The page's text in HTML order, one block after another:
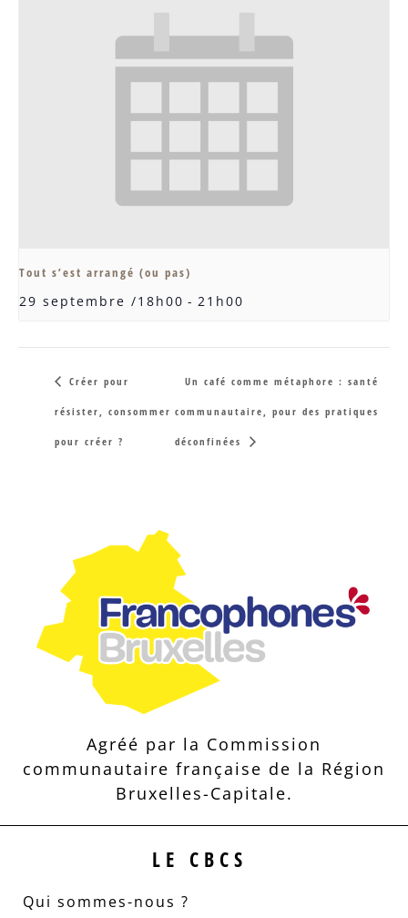
Tout s’est arrangé (ou pas)
29 septembre /18h00 - 21h00
Créer pour
résister, consommer
pour créer ?
Un café comme métaphore : santé
communautaire, pour des pratiques
déconfinées
Agréé par la Commission
communautaire française de la Région
Bruxelles-Capitale.
LE CBCS
Qui sommes-nous ?